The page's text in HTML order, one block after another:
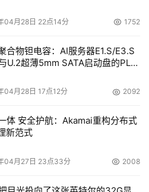
04月28日 22点14分 1752
合物钽电容：AI服务器E1.S/E3.S
U.2超薄5mm SATA启动盘的PLP
04月28日 17点12分 2092
体 安全护航：Akamai重构分布式
新范式
04月27日 23点33分 2008